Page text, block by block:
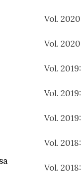
Vol.
Vol.
Vol.
Vol.
Vol.
Vol.
Vol.